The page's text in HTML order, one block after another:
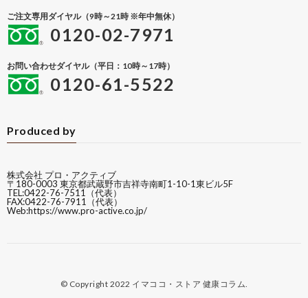
ご注文専用ダイヤル（9時～21時 ※年中無休）
0120-02-7971
お問い合わせダイヤル（平日：10時～17時）
0120-61-5522
Produced by
株式会社 プロ・アクティブ
〒180-0003 東京都武蔵野市吉祥寺南町1-10-1東ビル5F
TEL:0422-76-7511（代表）
FAX:0422-76-7911（代表）
Web:https://www.pro-active.co.jp/
© Copyright 2022 イマココ・ストア 健康コラム